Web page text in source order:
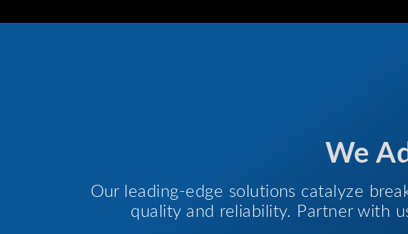
We
Our leading-edge solutions catalyze
quality and reliability. Partner with